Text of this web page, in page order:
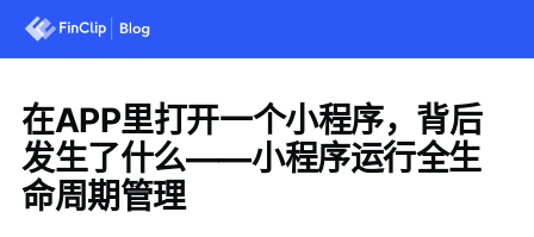
在APP里打开一个小程序，背后
发生了什么——小程序运行全生
命周期管理